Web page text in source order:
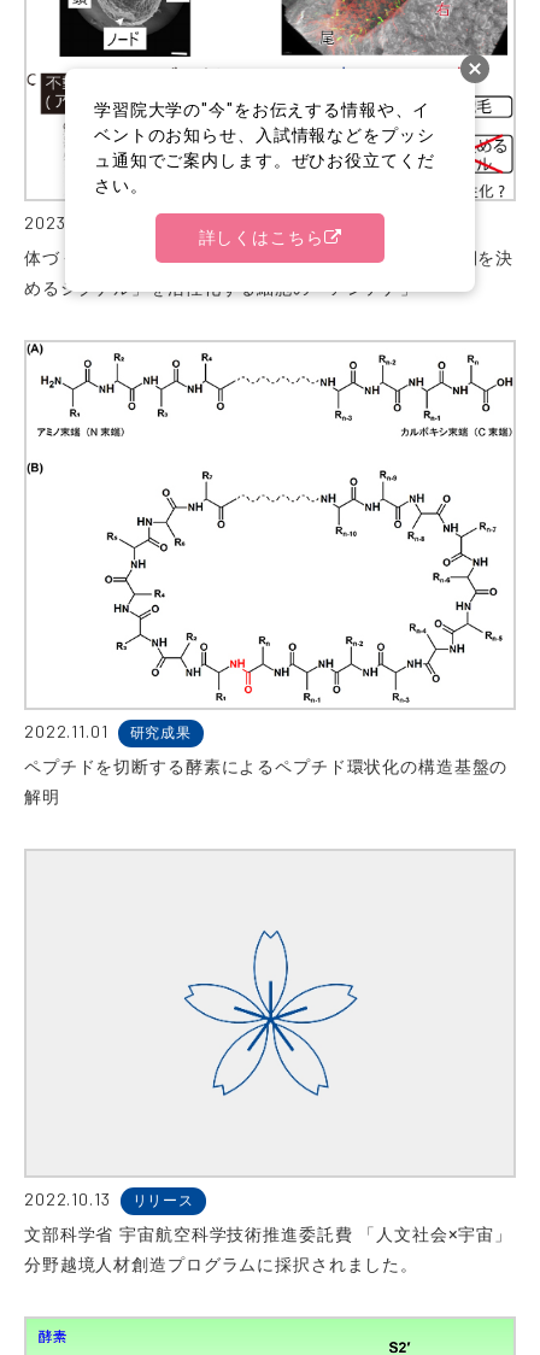
2023.01.12
体づくりの左右非対称性を決める「力」の発見 －「左側を決
めるシグナル」を活性化する細胞の「アンテナ」－
2022.11.01 研究成果
ペプチドを切断する酵素によるペプチド環状化の構造基盤の
解明
2022.10.13 リリース
文部科学省 宇宙航空科学技術推進委託費 「人文社会×宇宙」
分野越境人材創造プログラムに採択されました。
学習院大学の"今"をお伝えする情報や、イ
ベントのお知らせ、入試情報などをプッシ
ュ通知でご案内します。ぜひお役立てくだ
さい。
詳しくはこちら